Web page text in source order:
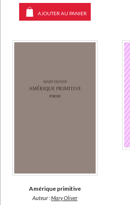
Oeuvres poétiques (39)
Oeuvres (23)
Anthèses poétiques (7)
AJOUTER AU PANIER
Amérique primitive
Auteur :Mary Oliver